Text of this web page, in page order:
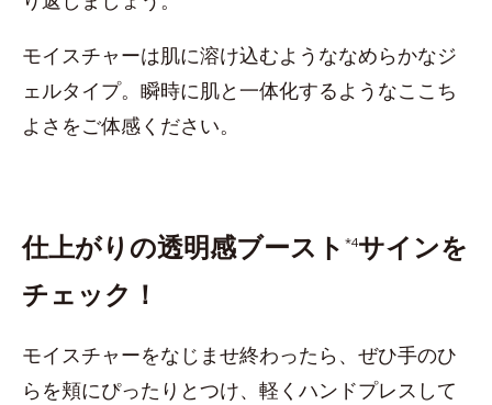
モイスチャーは肌に溶け込むようななめらかなジ
ェルタイプ。瞬時に肌と一体化するようなここち
よさをご体感ください。
仕上がりの透明感ブースト *4サインを
チェック！
モイスチャーをなじませ終わったら、ぜひ手のひ
らを頬にぴったりとつけ、軽くハンドプレスして